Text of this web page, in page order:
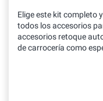
Elige este kit completo
todos los accesorios
accesorios retoque
de carrocería como